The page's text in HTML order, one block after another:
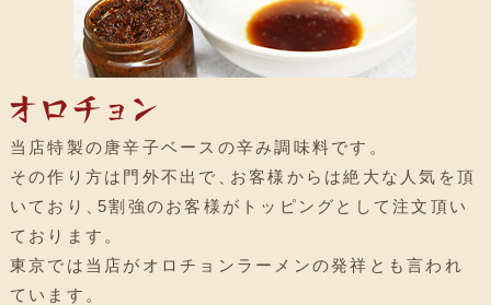
当店特製の唐辛子ベースの辛み調味料です 。
その作り方は門外不出で
、お客様からは絶大な人気を頂
いており
、5割強のお客様がトッピングとして注文頂い
ております 。
東京では当店がオロチョンラーメンの発祥とも言われ
ています 。